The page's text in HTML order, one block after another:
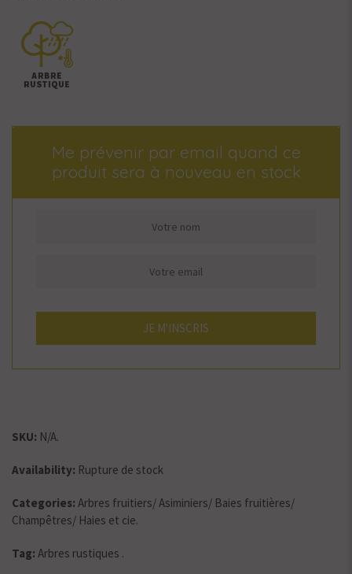
Me prévenir par email quand ce
produit sera à nouveau en stock
SKU: N/A.
Availability: Rupture de stock
Categories: Arbres fruitiers/Asiminiers/ Baies fruitières/
Champêtres/ Haies et cie.
Tag: Arbres rustiques .